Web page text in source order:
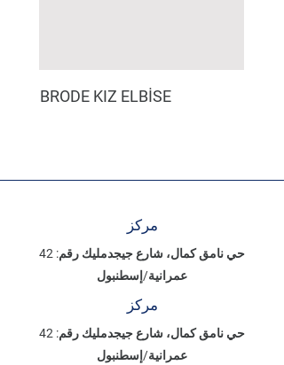
BRODE KIZ ELBİSE
مركز
حي نامق كمال، شارع جيجدمليك رقم: 42
عمرانية/إسطنبول
مركز
حي نامق كمال، شارع جيجدمليك رقم: 42
عمرانية/إسطنبول